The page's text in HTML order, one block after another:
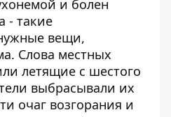
и болен
- такие
вещи,
Слова местных
летящие с шестого
выбрасывали их
очаг возгорания и